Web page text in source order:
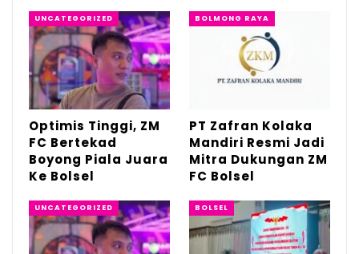
Upacara peringatan Detik-detik
Proklamasi, diawali dengan pembacaan
teks Proklamasi oleh Ketua DPRD Bolsel,
penyerahan bendera merah putih kepada
Paskibraka oleh Bupati Bolsel, sekaligus
dilanjutkan pengibaran serta pembacaan
UUD 1945.
UNCATEGORIZED
Optimis Tinggi, ZM
FC Bertekad
Boyong Piala Juara
Ke Bolsel
BOLMONG RAYA
PT Zafran Kolaka
Mandiri Resmi Jadi
Mitra Dukungan ZM
FC Bolsel
UNCATEGORIZED BOLSEL